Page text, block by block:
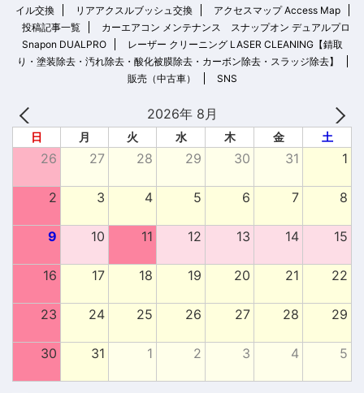
イル交換
リアアクスルブッシュ交換
アクセスマップ Access Map
投稿記事一覧
カーエアコン メンテナンス スナップオン デュアルプロ
Snapon DUALPRO
レーザー クリーニング LASER CLEANING【錆取
り・塗装除去・汚れ除去・酸化被膜除去・カーボン除去・スラッジ除去】
販売（中古車）
SNS
2026年 8月
日 月 火 水 木 金 土
26 27 28 29 30 31 1
2 3 4 5 6 7 8
9 10 11 12 13 14 15
16 17 18 19 20 21 22
23 24 25 26 27 28 29
30 31 1 2 3 4 5